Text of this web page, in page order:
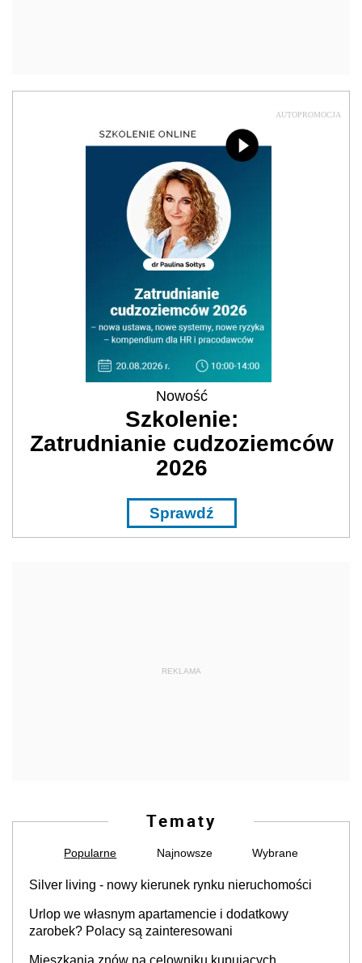
AUTOPROMOCJA
Nowość
Szkolenie:
Zatrudnianie cudzoziemców
2026
Sprawdź
REKLAMA
Tematy
Popularne Najnowsze Wybrane
Silver living - nowy kierunek rynku nieruchomości
Urlop we własnym apartamencie i dodatkowy
zarobek? Polacy są zainteresowani